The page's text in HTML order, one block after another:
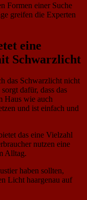
Formen einer Suche
greifen die Experten
eine
Schwarzlicht
das Schwarzlicht nicht
dafür, dass das
Haus wie auch
und ist einfach und
das eine Vielzahl
nutzen eine
Alltag.
haben sollten,
Licht haargenau auf